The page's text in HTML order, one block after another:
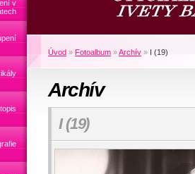
v
Úvod » Fotoalbum »Archív » I (19)
Archív
I (19)